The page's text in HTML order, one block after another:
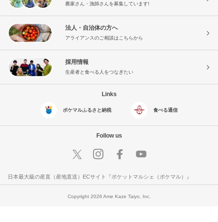
農家さん・漁師さんを募集しています!
法人・自治体の方へ
アライアンスのご相談はこちらから
採用情報
生産者と食べる人をつなぎたい
Links
ポケマルふるさと納税 食べる通信
Follow us
日本最大級の産直（産地直送）ECサイト『ポケットマルシェ（ポケマル）』
Copyright 2026 Ame Kaze Taiyo, Inc.